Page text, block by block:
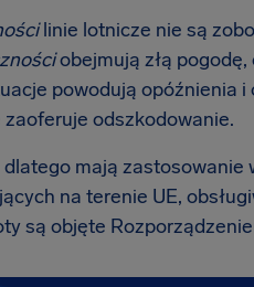
linie lotnicze nie są
obejmują złą pogodę,
powodują opóźnienia i
odszkodowanie.
dlatego mają zastosowanie
na terenie UE,
są objęte